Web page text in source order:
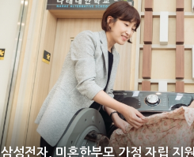
삼성전자, 미혼한부모 가정 자립 지원